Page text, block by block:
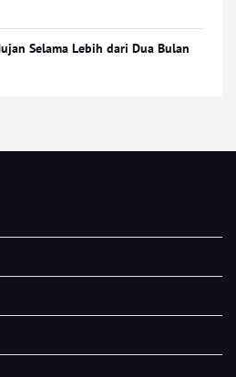
Selama Lebih dari Dua Bulan